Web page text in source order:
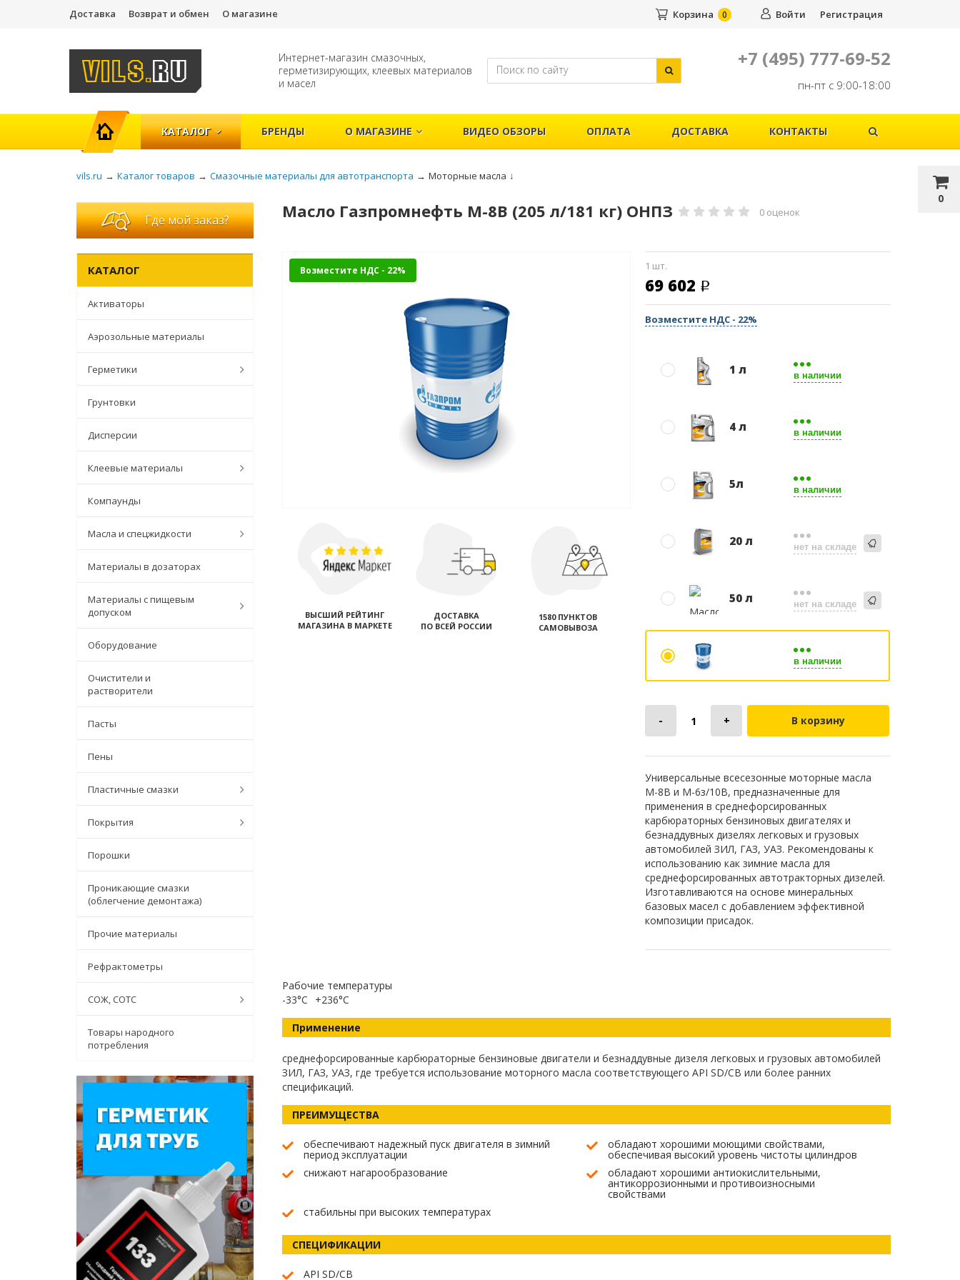
Доставка Возврат и обмен О магазине
0
Войти Регистрация
Корзина 0
Интернет-магазин смазочных,
герметизирующих, клеевых материалов
и масел
+7 (495) 777-69-52
пн-пт с 9:00-18:00
ГЛАВНАЯ
КАТАЛОГ БРЕНДЫ О МАГАЗИНЕ ВИДЕО ОБЗОРЫ ОПЛАТА ДОСТАВКА КОНТАКТЫ
vils.ru → Каталог товаров → Смазочные материалы для автотранспорта → Моторные масла ↓
Где мой заказ?
КАТАЛОГ
Активаторы
Аэрозольные материалы
Герметики
Грунтовки
Дисперсии
Клеевые материалы
Компаунды
Масла и спецжидкости
Материалы в дозаторах
Материалы с пищевым
допуском
Оборудование
Очистители и
растворители
Пасты
Пены
Пластичные смазки
Покрытия
Порошки
Проникающие смазки
(облегчение демонтажа)
Прочие материалы
Рефрактометры
СОЖ, СОТС
Товары народного
потребления
Масло Газпромнефть М-8В (205 л/181 кг) ОНПЗ 0 оценок
Возместите НДС - 22%
ВЫСШИЙ РЕЙТИНГ
МАГАЗИНА В МАРКЕТЕ
ДОСТАВКА
ПО ВСЕЙ РОССИИ
1580 ПУНКТОВ
САМОВЫВОЗА
1 шт.
69 602
Возместите НДС - 22%
1 л в наличии
4 л в наличии
5л в наличии
20 л нет на складе
50 л нет на складе
в наличии
В корзину
Универсальные всесезонные моторные масла
М-8В и М-6з/10В, предназначенные для
применения в среднефорсированных
карбюраторных бензиновых двигателях и
безнаддувных дизелях легковых и грузовых
автомобилей ЗИЛ, ГАЗ, УАЗ. Рекомендованы к
использованию как зимние масла для
среднефорсированных автотракторных дизелей.
Изготавливаются на основе минеральных
базовых масел с добавлением эффективной
композиции присадок.
Рабочие температуры
-33°C
+236°C
Применение
среднефорсированные карбюраторные бензиновые двигатели и безнаддувные дизеля легковых и грузовых автомобилей
ЗИЛ, ГАЗ, УАЗ, где требуется использование моторного масла соответствующего API SD/CB или более ранних
спецификаций.
ПРЕИМУЩЕСТВА
обеспечивают надежный пуск двигателя в зимний
период эксплуатации
обладают хорошими моющими свойствами,
обеспечивая высокий уровень чистоты цилиндров
снижают нагарообразование
обладают хорошими антиокислительными,
антикоррозионными и противоизносными
свойствами
стабильны при высоких температурах
СПЕЦИФИКАЦИИ
API SD/CB